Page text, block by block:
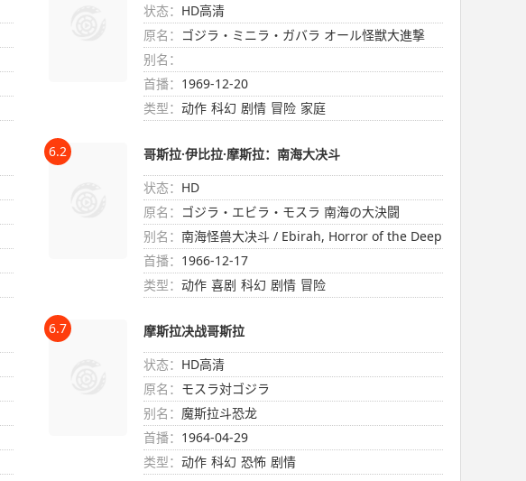
状态： HD高清
原名： ゴジラ・ミニラ・ガバラ オール怪獣大進撃
别名：
首播： 1969-12-20
类型： 动作 科幻 剧情 冒险 家庭
6.2
哥斯拉·伊比拉·摩斯拉：南海大决斗
状态： HD
原名： ゴジラ・エビラ・モスラ 南海の大決闘
别名： 南海怪兽大决斗 / Ebirah, Horror of the Deep
首播： 1966-12-17
类型： 动作 喜剧 科幻 剧情 冒险
6.7
摩斯拉决战哥斯拉
状态： HD高清
原名： モスラ対ゴジラ
别名： 魔斯拉斗恐龙
首播： 1964-04-29
类型： 动作 科幻 恐怖 剧情